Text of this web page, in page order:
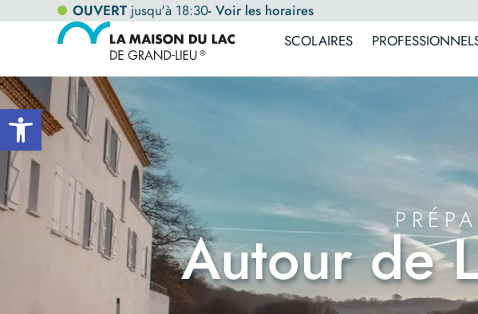
Ouvrir la barre d’outils
OUVERT jusqu'à 18:30- Voir les horaires
SCOLAIRES
Autour de